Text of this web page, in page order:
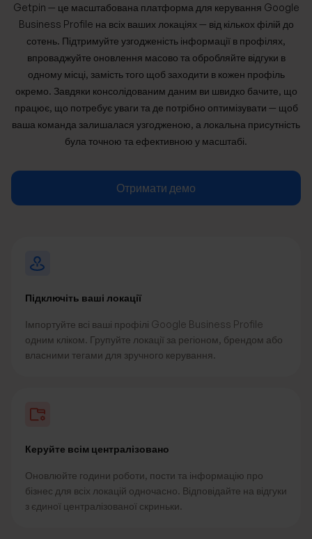
Getpin — це масштабована платформа для керування Google
Business Profile на всіх ваших локаціях — від кількох філій до
сотень. Підтримуйте узгодженість інформації в профілях,
впроваджуйте оновлення масово та обробляйте відгуки в
одному місці, замість того щоб заходити в кожен профіль
окремо. Завдяки консолідованим даним ви швидко бачите, що
працює, що потребує уваги та де потрібно оптимізувати — щоб
ваша команда залишалася узгодженою, а локальна присутність
була точною та ефективною у масштабі.
Отримати демо
Підключіть ваші локації
Імпортуйте всі ваші профілі Google Business Profile
одним кліком. Групуйте локації за регіоном, брендом або
власними тегами для зручного керування.
Керуйте всім централізовано
Оновлюйте години роботи, пости та інформацію про
бізнес для всіх локацій одночасно. Відповідайте на відгуки
з єдиної централізованої скриньки.